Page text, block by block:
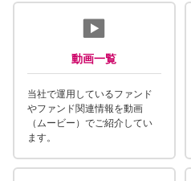
動画一覧
当社で運用しているファンド
やファンド関連情報を動画
（ムービー）でご紹介してい
ます。